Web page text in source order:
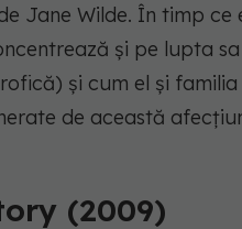
Jane Wilde. În timp
și pe lupta
și cum el și
de această
(2009)